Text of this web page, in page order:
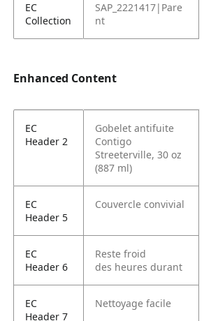
EC
Collection
SAP_2221417|Pare
nt
Enhanced Content
EC
Header 2
Gobelet antifuite
Contigo
Streeterville, 30 oz
(887 ml)
EC
Header 5
Couvercle convivial
EC
Header 6
Reste froid
des heures durant
EC
Header 7
Nettoyage facile